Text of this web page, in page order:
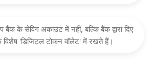
के सेविंग अकाउंट में नहीं, बल्कि बैंक द्वारा दिए
विशेष 'डिजिटल टोकन वॉलेट' में रखते हैं।